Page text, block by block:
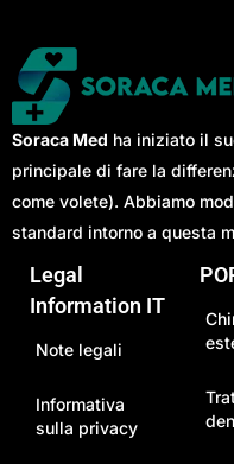
Soraca Med ha iniziato il
principale di fare la
come volete). Abbiamo
standard intorno a questa
Legal
Information IT
Note legali
Informativa
sulla privacy